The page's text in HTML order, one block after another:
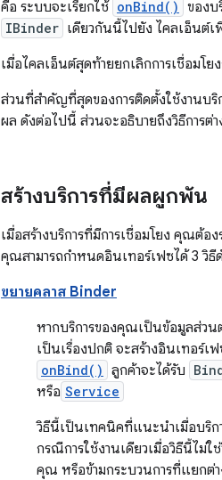
คือ ระบบจะเรียกใช้ onBind() ของบ
IBinder เดียวกันนี้ไปยัง ไคลเอ็นต์
เมื่อไคลเอ็นต์สุดท้ายยกเลิกการเชื่อมโ
ส่วนที่สำคัญที่สุดของการติดตั้งใช้งานบ
ผล ดังต่อไปนี้ ส่วนจะอธิบายถึงวิธีการ
สร้างบริการที่มีผลผูกพัน
เมื่อสร้างบริการที่มีการเชื่อมโยง คุณต้อง
คุณสามารถกำหนดอินเทอร์เฟซได้ 3 วิธี
ขยายคลาส Binder
หากบริการของคุณเป็นข้อมูลส่ว
เป็นเรื่องปกติ จะสร้างอินเทอร์เฟ
onBind() ลูกค้าจะได้รับ
หรือ Service
วิธีนี้เป็นเทคนิคที่แนะนำเมื่อบริ
กรณีการใช้งานเดียวเมื่อวิธีนี้ไม่
คุณ หรือข้ามกระบวนการที่แยกต่